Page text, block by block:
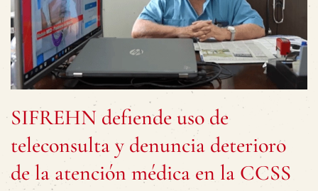
SIFREHN defiende uso de
teleconsulta y denuncia deterioro
de la atención médica en la CCSS